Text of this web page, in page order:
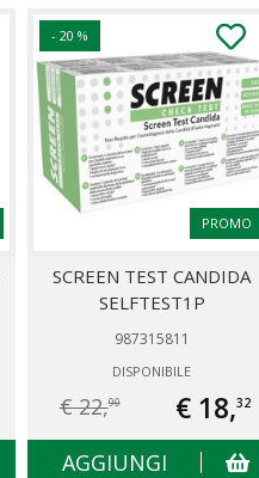
- 20 %
PROMO
SCREEN TEST CANDIDA
SELFTEST1P
987315811
DISPONIBILE
€ 22,90 € 18,32
AGGIUNGI